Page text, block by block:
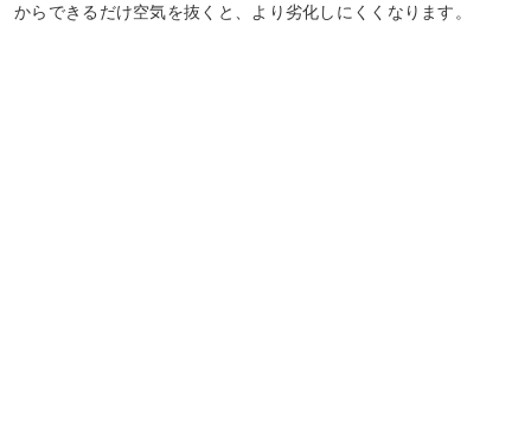
からできるだけ空気を抜くと、より劣化しにくくなります。